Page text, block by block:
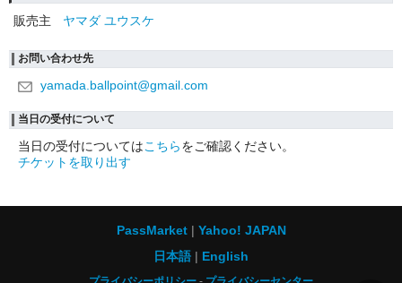
販売主
ヤマダ ユウスケ
お問い合わせ先
yamada.ballpoint@gmail.com
当日の受付について
当日の受付についてはこちらをご確認ください。
チケットを取り出す
PassMarket
Yahoo! JAPAN
日本語
English